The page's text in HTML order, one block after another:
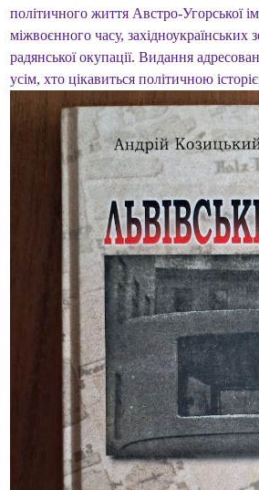
політичного життя Австро-Угорської
міжвоєнного часу, західноукраїнських
радянської окупації. Видання
усім, хто цікавиться політичною